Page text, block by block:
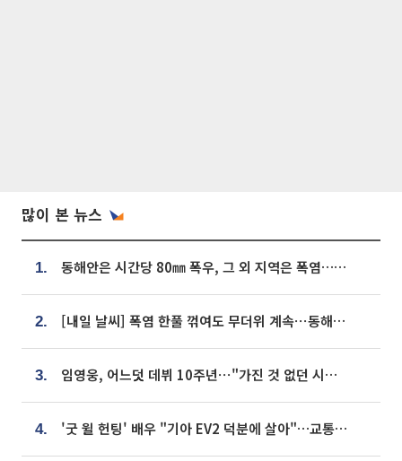
많이 본 뉴스
1. 동해안은 시간당 80㎜ 폭우, 그 외 지역은 폭염…‘극과 극 날씨’
2. [내일 날씨] 폭염 한풀 꺾여도 무더위 계속⋯동해안 이틀 연속 비
3. 임영웅, 어느덧 데뷔 10주년⋯"가진 것 없던 시절, 내 앞엔 20명의 팬뿐"
4. '굿 윌 헌팅' 배우 "기아 EV2 덕분에 살아"…교통사고 후 안전성 극찬